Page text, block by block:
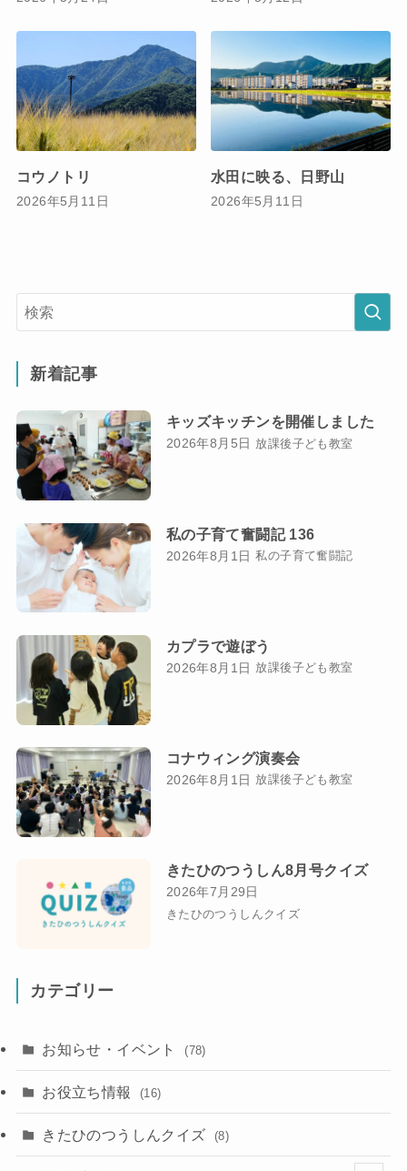
コウノトリ
2026年5月11日
水田に映る、日野山
2026年5月11日
新着記事
キッズキッチンを開催しました
2026年8月5日 放課後子ども教室
私の子育て奮闘記 136
2026年8月1日 私の子育て奮闘記
カプラで遊ぼう
2026年8月1日 放課後子ども教室
コナウィング演奏会
2026年8月1日 放課後子ども教室
きたひのつうしん8月号クイズ
2026年7月29日
きたひのつうしんクイズ
カテゴリー
お知らせ・イベント (78)
お役立ち情報 (16)
きたひのつうしんクイズ (8)